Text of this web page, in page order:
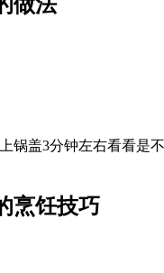
锅盖3分钟左右看看是
烹饪技巧